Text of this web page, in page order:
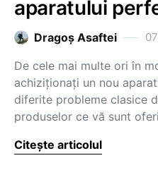
aparatului
Dragoş Asaftei
De cele mai multe ori în
achiziţionaţi un nou
diferite probleme clasice
produselor ce vă sunt
Citește articolul